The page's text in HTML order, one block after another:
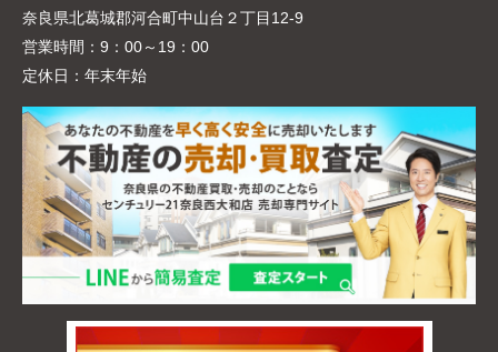
奈良県北葛城郡河合町中山台２丁目12-9
営業時間： 9：00～19：00
定休日： 年末年始